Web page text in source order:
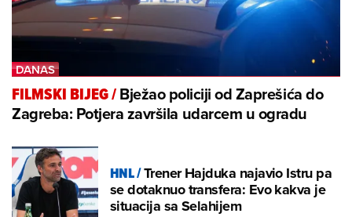
FILMSKI BIJEG/Bježao policiji od Zaprešića do
Zagreba: Potjera završila udarcem u ogradu
HNL/Trener Hajduka najavio Istru pa
se dotaknuo transfera: Evo kakva je
situacija sa Selahijem